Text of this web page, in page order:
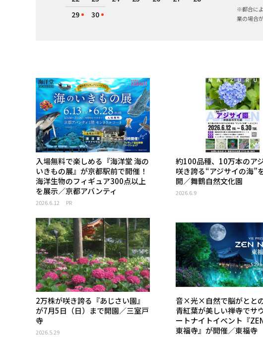
29
30
※都合に
業の場合
入場無料で楽しめる『海洋堂 海の
いきもの展』が京都駅前で開催！
海洋生物のフィギュア300点以上
を展示／京都アバンティ
2026.6.12 PR
約100品種、10万本のア
咲き誇る“アジサイの海”
開／舞鶴自然文化園
2026.6.9
2万株が咲き誇る『あじさい園』
が7月5日（日）まで開園／三室戸
寺
2026.5.29
音×光×自然で脳がとと
青紅葉が美しい禅寺でサ
ートナイトイベント『
東福寺』が開催／東福寺